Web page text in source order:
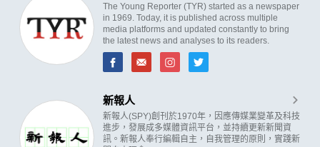
The Young Reporter (TYR) started as a newspaper
in 1969. Today, it is published across multiple
media platforms and updated constantly to bring
the latest news and analyses to its readers.
新報人
新報人(SPY)創刊於1970年，因應傳媒業變革及科技
進步，發展成多媒體資訊平台，並持續更新新聞資
訊。新報人奉行編輯自主，自我管理的原則，實踐新